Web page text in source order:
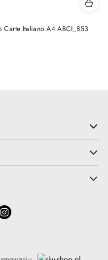
Italiano A4 ABCI_853